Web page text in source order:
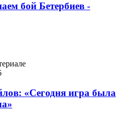
бой Бетербиев -
«Сегодня игра была